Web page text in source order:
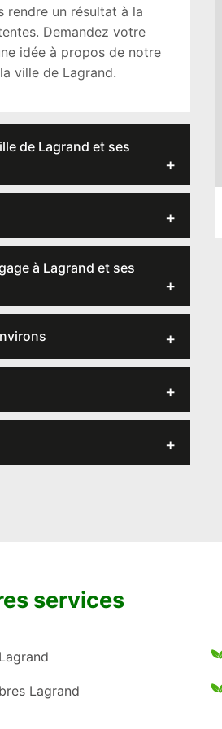
rendre un résultat à la
Demandez votre
idée à propos de notre
ville de Lagrand.
de Lagrand et ses
à Lagrand et ses
services
Lagrand